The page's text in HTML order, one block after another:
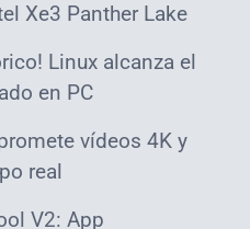
Xe3 Panther Lake
Linux alcanza el
en PC
vídeos 4K y
real
V2: App